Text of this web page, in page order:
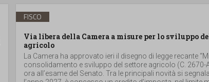
FISCO
Via libera della Camera a misure per lo sviluppo
agricolo
La Camera ha approvato ieri il disegno di legge recante
consolidamento e sviluppo del settore agricolo (C. 2670-
ora all’esame del Senato. Tra le principali novità si